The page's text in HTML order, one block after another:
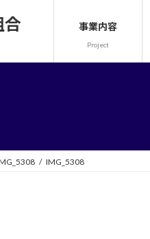
合 事業内容
Project
IMG_5308